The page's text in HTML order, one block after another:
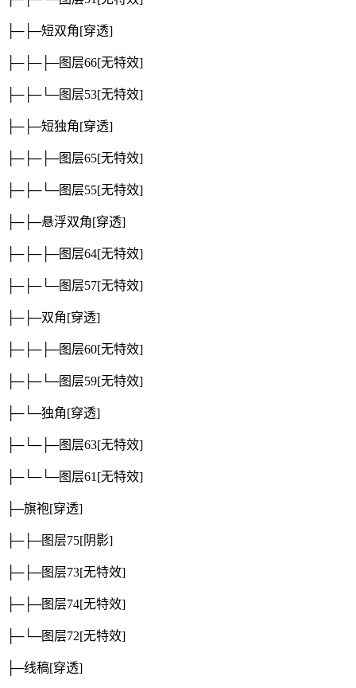
├─├─短双角[穿透]
├─├─├─图层66[无特效]
├─├─└─图层53[无特效]
├─├─短独角[穿透]
├─├─├─图层65[无特效]
├─├─└─图层55[无特效]
├─├─悬浮双角[穿透]
├─├─├─图层64[无特效]
├─├─└─图层57[无特效]
├─├─双角[穿透]
├─├─├─图层60[无特效]
├─├─└─图层59[无特效]
├─└─独角[穿透]
├─└─├─图层63[无特效]
├─└─└─图层61 [无特效]
├─旗袍[穿透]
├─├─图层75[阴影]
├─├─图层73[无特效]
├─├─图层74[无特效]
├─└─图层72[无特效]
├─线稿[穿透]